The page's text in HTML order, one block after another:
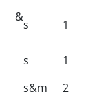
&
s 1
s
1
s&m
2